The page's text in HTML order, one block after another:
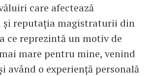
care afectează
și reputația magistraturii din
ce reprezintă un motiv de
mare pentru mine, venind
având o experiență personală